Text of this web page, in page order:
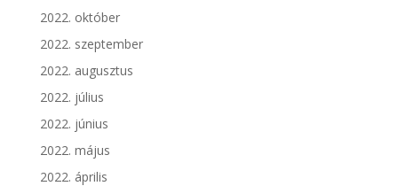
2022. október
2022. szeptember
2022. augusztus
2022. július
2022. június
2022. május
2022. április